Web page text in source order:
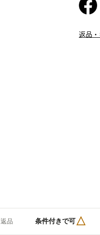
返品
返品 条件付きで可△